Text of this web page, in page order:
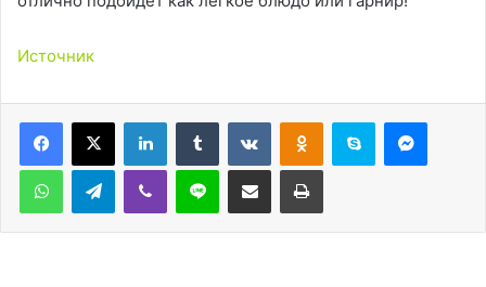
Источник
LinkedInTumblr ВконтактеОдноклассники
Skype
WhatsAppTelegramViber Line Поделиться через электронную почту Печатать